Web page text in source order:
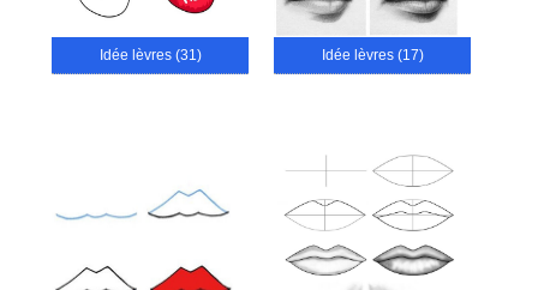
Idée lèvres (31) Idée lèvres (17)